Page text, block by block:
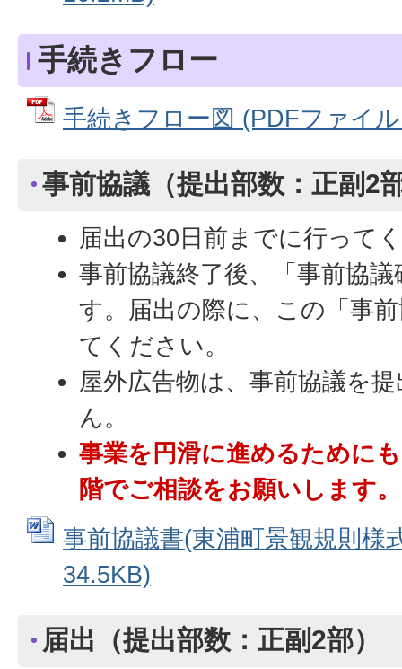
手続きフロー
手続きフロー図 (PDFファイ
事前協議（提出部数：正副2
届出の30日前までに行って
事前協議終了後、「事前協
す。届出の際に、この「事
てください。
屋外広告物は、事前協議を
ん。
事業を円滑に進めるために
階でご相談をお願いします。
事前協議書(東浦町景観規則様
34.5KB)
届出（提出部数：正副2部）